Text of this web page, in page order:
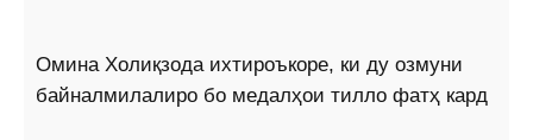
Омина Холиқзода ихтироъкоре, ки ду озмуни
байналмилалиро бо медалҳои тилло фатҳ кард